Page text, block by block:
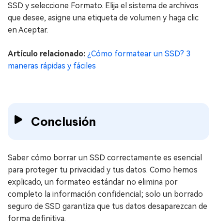
SSD y seleccione Formato. Elija el sistema de archivos
que desee, asigne una etiqueta de volumen y haga clic
en Aceptar.
Artículo relacionado: ¿Cómo formatear un SSD? 3
maneras rápidas y fáciles
Conclusión
Saber cómo borrar un SSD correctamente es esencial
para proteger tu privacidad y tus datos. Como hemos
explicado, un formateo estándar no elimina por
completo la información confidencial; solo un borrado
seguro de SSD garantiza que tus datos desaparezcan de
forma definitiva.